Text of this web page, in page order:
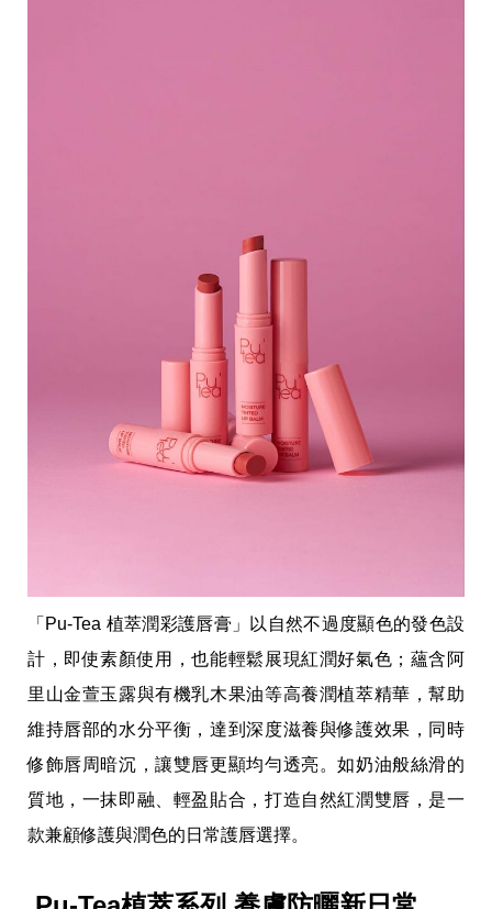
「Pu-Tea 植萃潤彩護唇膏」以自然不過度顯色的發色設
計，即使素顏使用，也能輕鬆展現紅潤好氣色；蘊含阿
里山金萱玉露與有機乳木果油等高養潤植萃精華，幫助
維持唇部的水分平衡，達到深度滋養與修護效果，同時
修飾唇周暗沉，讓雙唇更顯均勻透亮。如奶油般絲滑的
質地，一抹即融、輕盈貼合，打造自然紅潤雙唇，是一
款兼顧修護與潤色的日常護唇選擇。